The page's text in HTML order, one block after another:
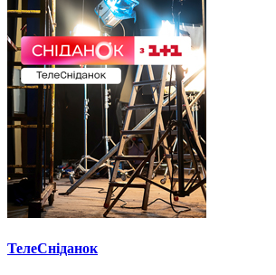
ТелеСніданок